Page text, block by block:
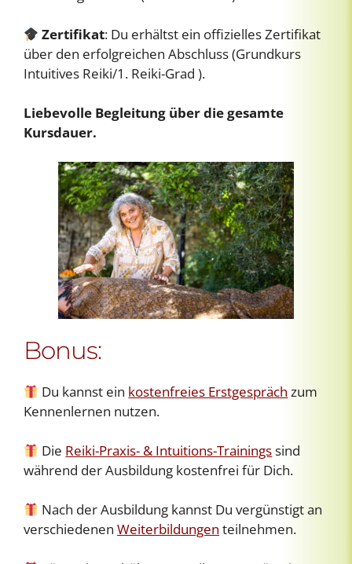
Zertifikat: Du erhältst ein offizielles Zertifikat
über den erfolgreichen Abschluss (Grundkurs
Intuitives Reiki/1. Reiki-Grad ).
Liebevolle Begleitung über die gesamte
Kursdauer.
Bonus:
Du kannst ein kostenfreies Erstgespräch zum
Kennenlernen nutzen.
Die Reiki-Praxis- & Intuitions-Trainingssind
während der Ausbildung kostenfrei für Dich.
Nach der Ausbildung kannst Du vergünstigt an
verschiedenen Weiterbildungen teilnehmen.